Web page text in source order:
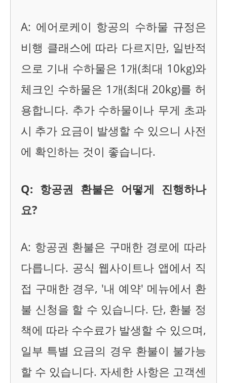
A: 에어로케이 항공의 수하물 규정은
비행 클래스에 따라 다르지만, 일반적
으로 기내 수하물은 1개(최대 10kg)와
체크인 수하물은 1개(최대 20kg)를 허
용합니다. 추가 수하물이나 무게 초과
시 추가 요금이 발생할 수 있으니 사전
에 확인하는 것이 좋습니다.
Q: 항공권 환불은 어떻게 진행하나
요?
A: 항공권 환불은 구매한 경로에 따라
다릅니다. 공식 웹사이트나 앱에서 직
접 구매한 경우, '내 예약' 메뉴에서 환
불 신청을 할 수 있습니다. 단, 환불 정
책에 따라 수수료가 발생할 수 있으며,
일부 특별 요금의 경우 환불이 불가능
할 수 있습니다. 자세한 사항은 고객센